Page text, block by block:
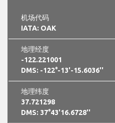
机场代码
IATA: OAK
地理经度
-122.221001
DMS: -122°-13'-15.6036''
地理纬度
37.721298
DMS: 37°43'16.6728''